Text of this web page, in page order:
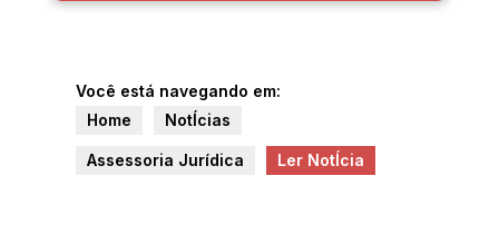
Você está navegando em:
Home
NotÍcias
Assessoria Jurídica Ler NotÍcia